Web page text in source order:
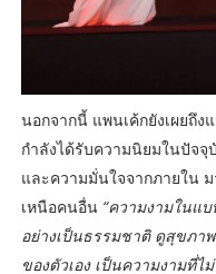
นอกจากนี้ แพนเค้กยังเผยถึง
กำลังได้รับความนิยมในปัจ
และความมั่นใจจากภายใน
เหนือคนอื่น “ความงามในแ
อย่างเป็นธรรมชาติ ดูสุขภ
ของตัวเอง เป็นความงามที่